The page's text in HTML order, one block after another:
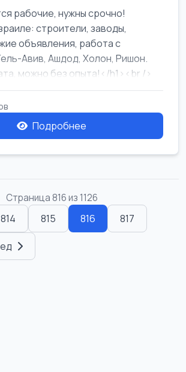
рабочие, нужны срочно!
строители, заводы,
объявления, работа с
Авив, Ашдод, Холон, Ришон.
можно без опыта!</h1><br />
Подробнее
Страница 816 из 1126
814 815 816 817